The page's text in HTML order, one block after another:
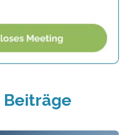
Beiträge